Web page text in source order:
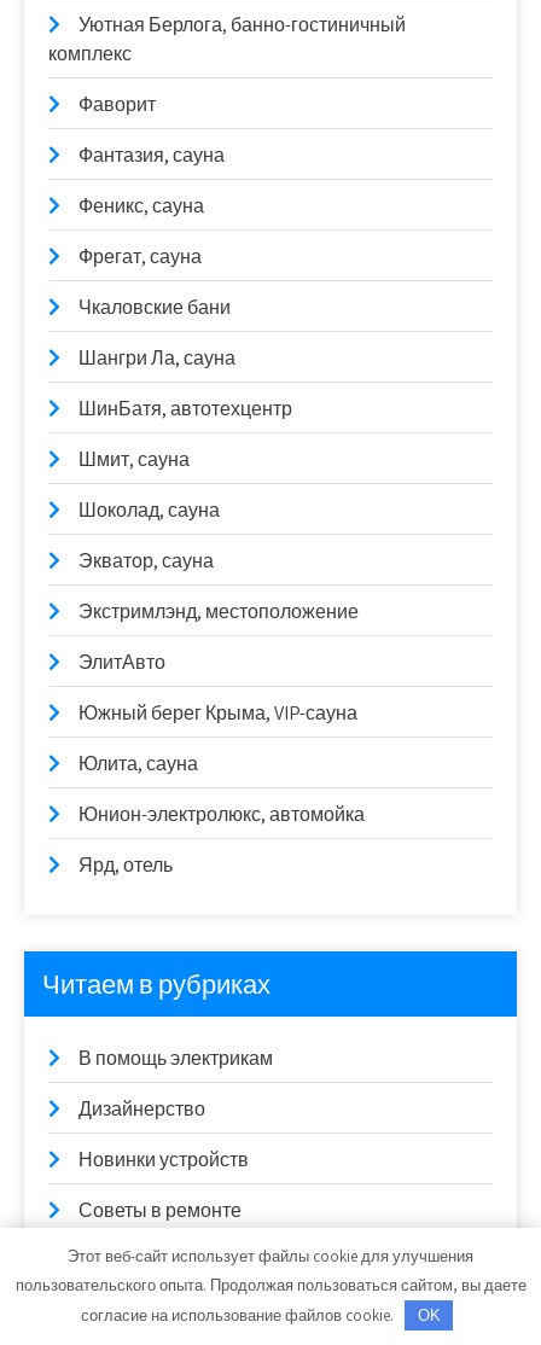
Уютная Берлога, банно-гостиничный
комплекс
Фаворит
Фантазия, сауна
Феникс, сауна
Фрегат, сауна
Чкаловские бани
Шангри Ла, сауна
ШинБатя, автотехцентр
Шмит, сауна
Шоколад, сауна
Экватор, сауна
Экстримлэнд, местоположение
ЭлитАвто
Южный берег Крыма, VIP-сауна
Юлита, сауна
Юнион-электролюкс, автомойка
Ярд, отель
Читаем в рубриках
В помощь электрикам
Дизайнерство
Новинки устройств
Советы в ремонте
Строительные нюансы
Финансы и бизнес
Этот веб-сайт использует файлы cookie для улучшения
пользовательского опыта. Продолжая пользоваться сайтом, вы даете
согласие на использование файлов cookie.
OK